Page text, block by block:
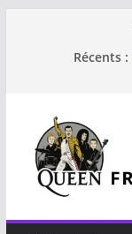
Récents :